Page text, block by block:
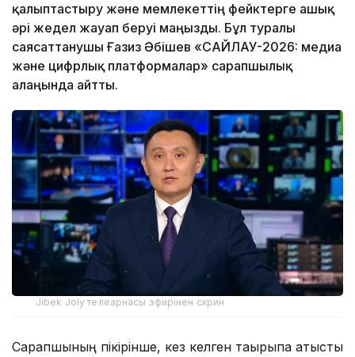
қалыптастыру және мемлекеттің фейктерге ашық
әрі жедел жауап беруі маңызды. Бұл туралы
саясаттанушы Ғазиз Әбішев «САЙЛАУ-2026: медиа
және цифрлық платформалар» сарапшылық
алаңында айтты.
Jibek Joly телеарнасы эфирінен скрин
Сарапшының пікірінше, кез келген тақырыпқа қатысты